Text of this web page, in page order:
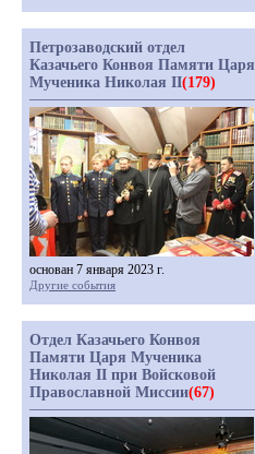
Петрозаводский отдел
Казачьего Конвоя Памяти Царя
Мученика Николая II(179)
основан 7 января 2023 г.
Другие события
Отдел Казачьего Конвоя
Памяти Царя Мученика
Николая II при Войсковой
Православной Миссии(67)